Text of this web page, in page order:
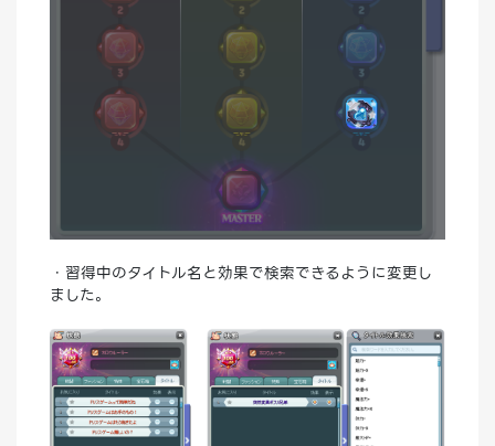
・習得中のタイトル名と効果で検索できるように変更し
ました。